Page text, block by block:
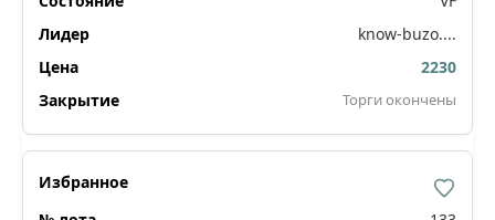
know-buzo....
2230
Торги окончены